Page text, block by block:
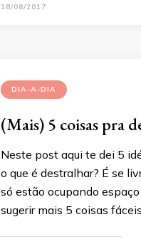
18/08/2017
DIA-A-DIA
(Mais) 5 coisas pra
Neste post aqui te dei 5
o que é destralhar? É se
só estão ocupando
sugerir mais 5 coisas